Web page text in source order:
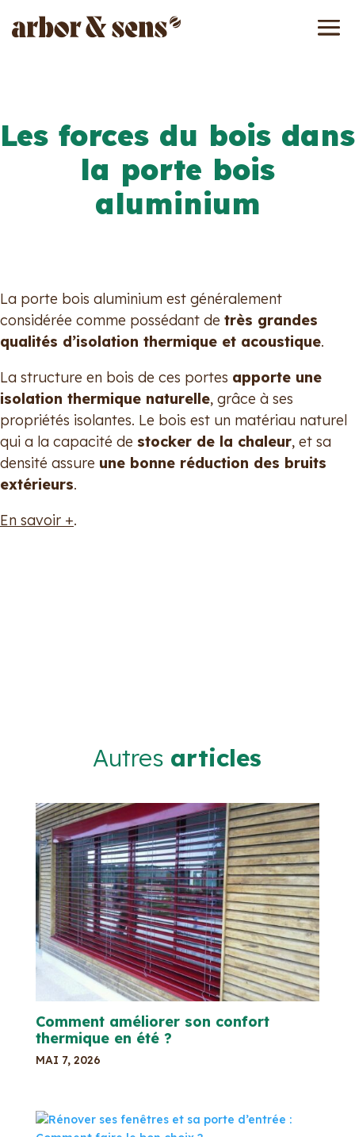
Les forces du bois dans
la porte bois
aluminium
La porte bois aluminium est généralement
considérée comme possédant de très grandes
qualités d’isolation thermique et acoustique.
La structure en bois de ces portes apporte une
isolation thermique naturelle, grâce à ses
propriétés isolantes. Le bois est un matériau naturel
qui a la capacité de stocker de la chaleur, et sa
densité assure une bonne réduction des bruits
extérieurs.
En savoir +.
Autres articles
Comment améliorer son confort
thermique en été ?
MAI 7, 2026